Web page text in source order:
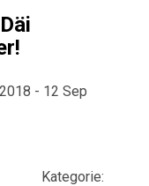
- 12 Sep
Kategorie: